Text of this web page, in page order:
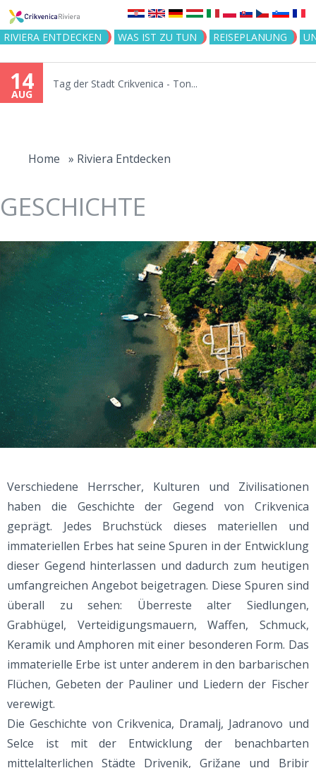
Jump to navigation
RIVIERA ENTDECKEN WAS IST ZU TUN REISEPLANUNG
14
AUG
Tag der Stadt Crikvenica - Ton...
Home » Riviera Entdecken
GESCHICHTE
Verschiedene Herrscher, Kulturen und Zivilisationen
haben die Geschichte der Gegend von Crikvenica
geprägt. Jedes Bruchstück dieses materiellen und
immateriellen Erbes hat seine Spuren in der Entwicklung
dieser Gegend hinterlassen und dadurch zum heutigen
umfangreichen Angebot beigetragen. Diese Spuren sind
überall zu sehen: Überreste alter Siedlungen,
Grabhügel, Verteidigungsmauern, Waffen, Schmuck,
Keramik und Amphoren mit einer besonderen Form. Das
immaterielle Erbe ist unter anderem in den barbarischen
Flüchen, Gebeten der Pauliner und Liedern der Fischer
verewigt.
Die Geschichte von Crikvenica, Dramalj, Jadranovo und
Selce ist mit der Entwicklung der benachbarten
mittelalterlichen Städte Drivenik, Grižane und Bribir